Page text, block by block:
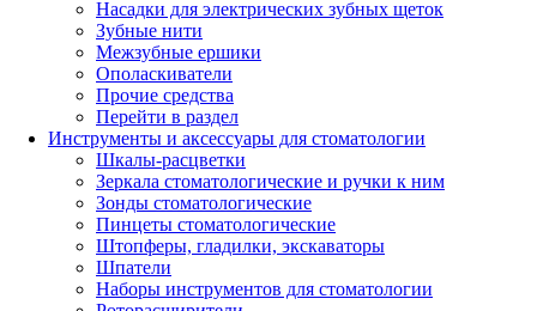
Насадки для электрических зубных щеток
Зубные нити
Межзубные ершики
Ополаскиватели
Прочие средства
Перейти в раздел
Инструменты и аксессуары для стоматологии
Шкалы-расцветки
Зеркала стоматологические и ручки к ним
Зонды стоматологические
Пинцеты стоматологические
Штопферы, гладилки, экскаваторы
Шпатели
Наборы инструментов для стоматологии